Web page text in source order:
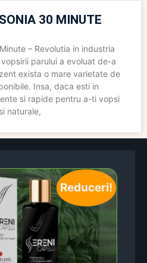
30 MINUTE
– Revolutia in industria
parului a evoluat de-a
exista o mare varietate de
Insa, daca esti in
si rapide pentru a-ti vopsi
naturale,
Reduceri!